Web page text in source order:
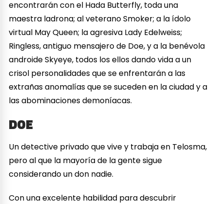
encontrarán con el Hada Butterfly, toda una
maestra ladrona; al veterano Smoker; a la ídolo
virtual May Queen; la agresiva Lady Edelweiss;
Ringless, antiguo mensajero de Doe, y a la benévola
androide Skyeye, todos los ellos dando vida a un
crisol personalidades que se enfrentarán a las
extrañas anomalías que se suceden en la ciudad y a
las abominaciones demoníacas.
DOE
Un detective privado que vive y trabaja en Telosma,
pero al que la mayoría de la gente sigue
considerando un don nadie.
Con una excelente habilidad para descubrir